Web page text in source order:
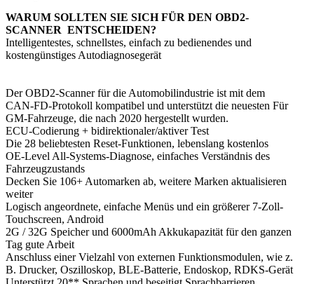
WARUM SOLLTEN SIE SICH FÜR DEN OBD2-
SCANNER ENTSCHEIDEN?
Intelligentestes, schnellstes, einfach zu bedienendes und
kostengünstiges Autodiagnosegerät
Der OBD2-Scanner für die Automobilindustrie ist mit dem
CAN-FD-Protokoll kompatibel und unterstützt die neuesten Für
GM-Fahrzeuge, die nach 2020 hergestellt wurden.
ECU-Codierung + bidirektionaler/aktiver Test
Die 28 beliebtesten Reset-Funktionen, lebenslang kostenlos
OE-Level All-Systems-Diagnose, einfaches Verständnis des
Fahrzeugzustands
Decken Sie 106+ Automarken ab, weitere Marken aktualisieren
weiter
Logisch angeordnete, einfache Menüs und ein größerer 7-Zoll-
Touchscreen, Android
2G / 32G Speicher und 6000mAh Akkukapazität für den ganzen
Tag gute Arbeit
Anschluss einer Vielzahl von externen Funktionsmodulen, wie z.
B. Drucker, Oszilloskop, BLE-Batterie, Endoskop, RDKS-Gerät